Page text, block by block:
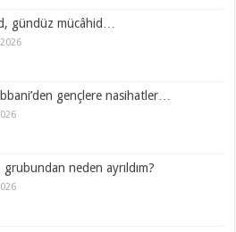
gündüz mücâhid…
gençlere nasihatler…
neden ayrıldım?